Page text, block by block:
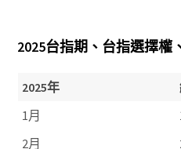
2025台指期、台指選擇權
2025年
1月
2月